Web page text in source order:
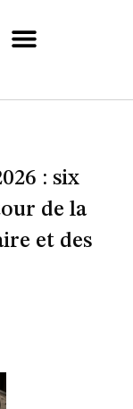
: six
de la
et des